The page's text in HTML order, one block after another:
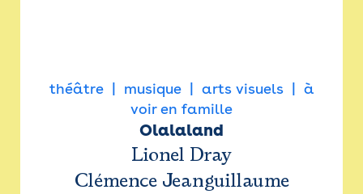
théâtre musique arts visuels
à
voir en famille
Olalaland
Lionel Dray
Clémence Jeanguillaume